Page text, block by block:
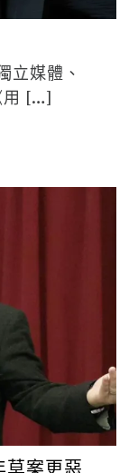
立媒體、
用 […]
草案更惡